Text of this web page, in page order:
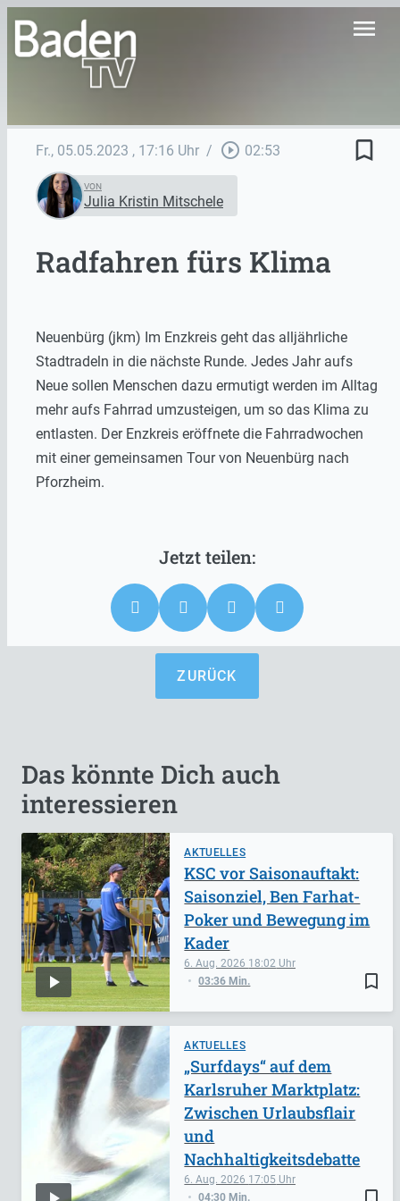
menu
Fr., 05.05.2023 , 17:16 Uhr / play_circle_outline 02:53 bookmark_border
VON
Julia Kristin Mitschele
Radfahren fürs Klima
Neuenbürg (jkm) Im Enzkreis geht das alljährliche
Stadtradeln in die nächste Runde. Jedes Jahr aufs
Neue sollen Menschen dazu ermutigt werden im Alltag
mehr aufs Fahrrad umzusteigen, um so das Klima zu
entlasten. Der Enzkreis eröffnete die Fahrradwochen
mit einer gemeinsamen Tour von Neuenbürg nach
Pforzheim.
ZURÜCK
Das könnte Dich auch
interessieren
AKTUELLES
bookmark_border
6. Aug. 2026 18:02
03:36 Min.
KSC vor Saisonauftakt:
Saisonziel, Ben Farhat-
Poker und Bewegung im
Kader
AKTUELLES
6. Aug. 2026 17:05
04:30 Min.
„Surfdays“ auf dem
Karlsruher Marktplatz:
Zwischen Urlaubsflair
und
Nachhaltigkeitsdebatte